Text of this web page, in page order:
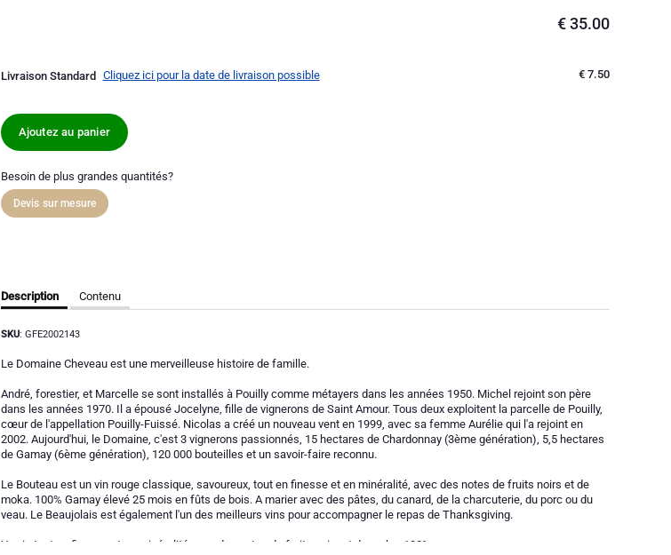
€ 35.00
Livraison Standard Cliquez ici pour la date de livraison possible € 7.50
Ajoutez au panier
Besoin de plus grandes quantités?
Devis sur mesure
Description
SKU: GFE2002143
Le Domaine Cheveau est une merveilleuse histoire de famille.
André, forestier, et Marcelle se sont installés à Pouilly comme métayers dans les années 1950. Michel rejoint son père
dans les années 1970. Il a épousé Jocelyne, fille de vignerons de Saint Amour. Tous deux exploitent la parcelle de Pouilly,
cœur de l'appellation Pouilly-Fuissé. Nicolas a créé un nouveau vent en 1999, avec sa femme Aurélie qui l'a rejoint en
2002. Aujourd'hui, le Domaine, c'est 3 vignerons passionnés, 15 hectares de Chardonnay (3ème génération), 5,5 hectares
de Gamay (6ème génération), 120 000 bouteilles et un savoir-faire reconnu.
Le Bouteau est un vin rouge classique, savoureux, tout en finesse et en minéralité, avec des notes de fruits noirs et de
moka. 100% Gamay élevé 25 mois en fûts de bois. A marier avec des pâtes, du canard, de la charcuterie, du porc ou du
veau. Le Beaujolais est également l'un des meilleurs vins pour accompagner le repas de Thanksgiving.
Un vin tout en finesse et en minéralité avec des notes de fruits noirs et de moka. 100% gamay
Contenu